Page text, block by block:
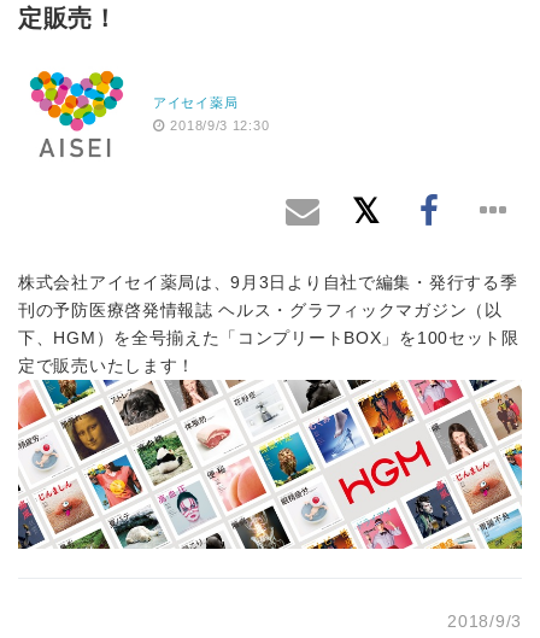
定販売！
アイセイ薬局
2018/9/3 12:30
株式会社アイセイ薬局は、9月3日より自社で編集・発行する季
刊の予防医療啓発情報誌 ヘルス・グラフィックマガジン（以
下、HGM）を全号揃えた「コンプリートBOX」を100セット限
定で販売いたします！
2018/9/3